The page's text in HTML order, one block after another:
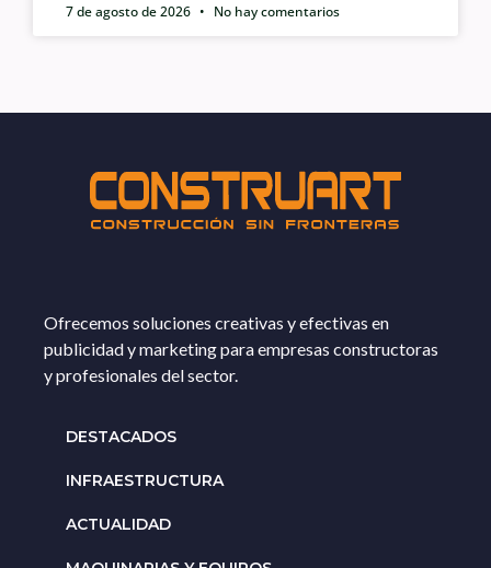
7 de agosto de 2026
No hay comentarios
Ofrecemos soluciones creativas y efectivas en
publicidad y marketing para empresas constructoras
y profesionales del sector.
DESTACADOS
INFRAESTRUCTURA
ACTUALIDAD